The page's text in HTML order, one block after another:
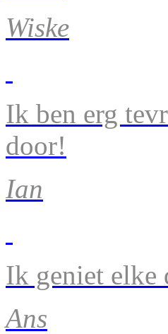
Wiske
Ik ben erg
door!
Ian
Ik geniet elke
Ans